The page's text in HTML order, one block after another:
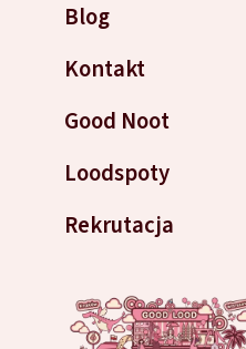
Blog
Kontakt
Good Noot
Loodspoty
Rekrutacja